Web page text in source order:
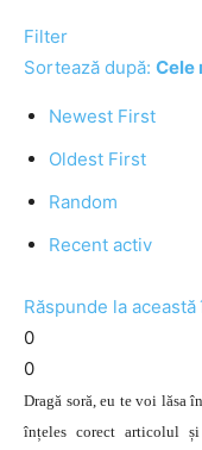
Filter
Sortează după: Cele
Newest First
Oldest First
Random
Recent activ
Răspunde la
0
0
Dragă soră, eu te voi lăsa
înțeles corect articolul